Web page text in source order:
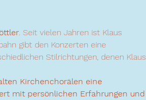
. Seit vielen Jahren ist Klaus
gibt den Konzerten eine
Stilrichtungen, denen Klaus
Kirchenchorälen eine
mit persönlichen Erfahrungen und